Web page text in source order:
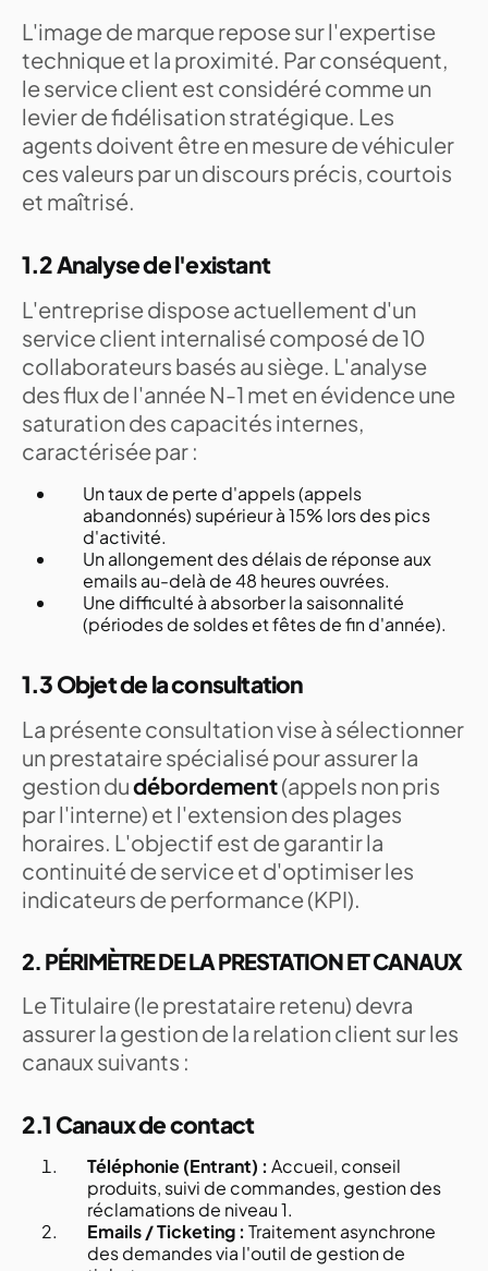
L'image de marque repose sur l'expertise
technique et la proximité. Par conséquent,
le service client est considéré comme un
levier de fidélisation stratégique. Les
agents doivent être en mesure de véhiculer
ces valeurs par un discours précis, courtois
et maîtrisé.
1.2 Analyse de l'existant
L'entreprise dispose actuellement d'un
service client internalisé composé de 10
collaborateurs basés au siège. L'analyse
des flux de l'année N-1 met en évidence une
saturation des capacités internes,
caractérisée par :
Un taux de perte d'appels (appels
abandonnés) supérieur à 15% lors des pics
d'activité.
Un allongement des délais de réponse aux
emails au-delà de 48 heures ouvrées.
Une difficulté à absorber la saisonnalité
(périodes de soldes et fêtes de fin d'année).
1.3 Objet de la consultation
La présente consultation vise à sélectionner
un prestataire spécialisé pour assurer la
gestion dudébordement(appels non pris
par l'interne) et l'extension des plages
horaires. L'objectif est de garantir la
continuité de service et d'optimiser les
indicateurs de performance (KPI).
2. PÉRIMÈTRE DE LA PRESTATION ET CANAUX
Le Titulaire (le prestataire retenu) devra
assurer la gestion de la relation client sur les
canaux suivants :
2.1 Canaux de contact
Téléphonie (Entrant) : Accueil, conseil
produits, suivi de commandes, gestion des
réclamations de niveau 1.
Emails / Ticketing : Traitement asynchrone
des demandes via l'outil de gestion de